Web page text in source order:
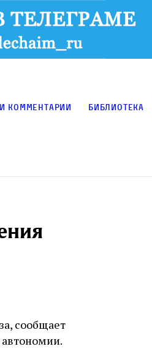
комментарии Библиотека
сообщает
автономии.